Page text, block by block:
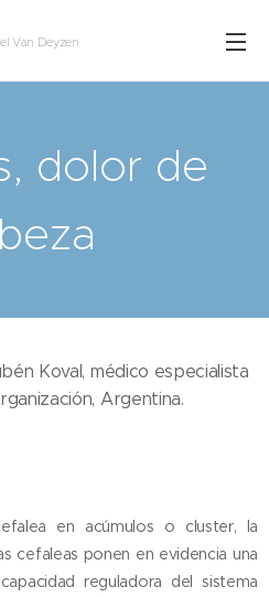
Van Deyzen
dolor de
Koval, médico especialista
Argentina.
en acúmulos o cluster, la
cefaleas ponen en evidencia una
reguladora del sistema